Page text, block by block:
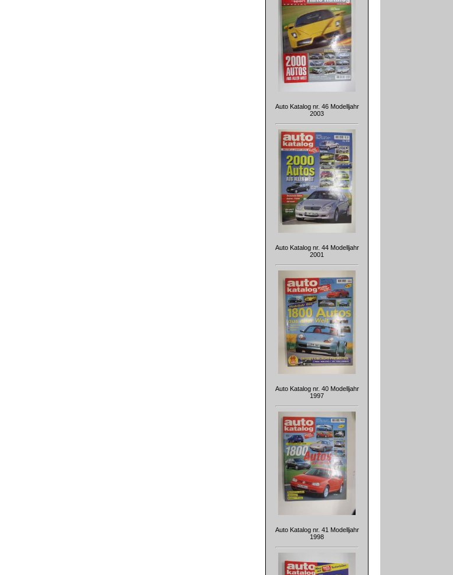
Auto Katalog nr. 46 Modelljahr
2003
Auto Katalog nr. 44 Modelljahr
2001
Auto Katalog nr. 40 Modelljahr
1997
Auto Katalog nr. 41 Modelljahr
1998